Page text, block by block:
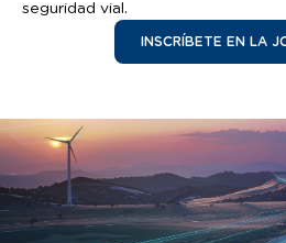
seguridad vial.
INSCRÍBETE EN LA